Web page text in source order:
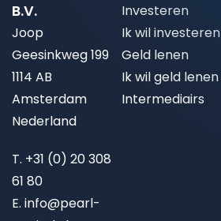
B.V.
Joop
Geesinkweg 199
1114 AB
Amsterdam
Nederland
T. +31 (0) 20 308
61 80
E. info@pearl-
Investeren
Ik wil investeren
Geld lenen
Ik wil geld lenen
Intermediairs